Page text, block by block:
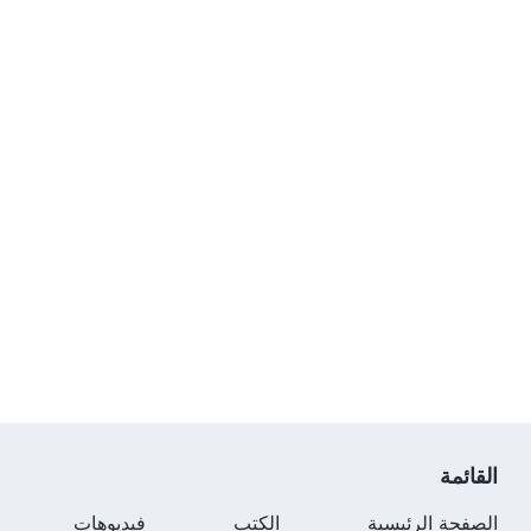
القائمة
الصفحة الرئيسية الكتب فيديوهات